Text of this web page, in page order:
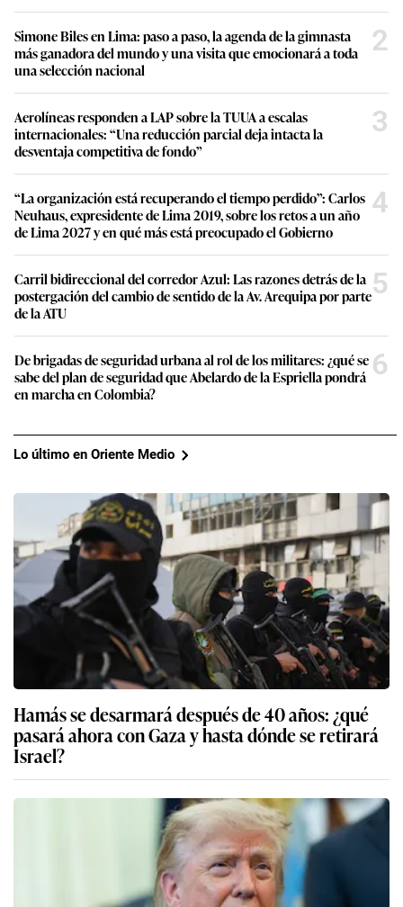
Simone Biles en Lima: paso a paso, la agenda de la gimnasta
más ganadora del mundo y una visita que emocionará a toda
una selección nacional
2
Aerolíneas responden a LAP sobre la TUUA a escalas
internacionales: “Una reducción parcial deja intacta la
desventaja competitiva de fondo”
3
“La organización está recuperando el tiempo perdido”: Carlos
Neuhaus, expresidente de Lima 2019, sobre los retos a un año
de Lima 2027 y en qué más está preocupado el Gobierno
4
Carril bidireccional del corredor Azul: Las razones detrás de la
postergación del cambio de sentido de la Av. Arequipa por parte
de la ATU
5
De brigadas de seguridad urbana al rol de los militares: ¿qué se
sabe del plan de seguridad que Abelardo de la Espriella pondrá
en marcha en Colombia?
6
Lo último en Oriente Medio
Hamás se desarmará después de 40 años: ¿qué
pasará ahora con Gaza y hasta dónde se retirará
Israel?